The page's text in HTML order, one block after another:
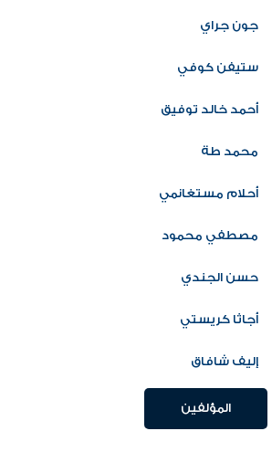
جون جراي
ستيفن كوفي
أحمد خالد توفيق
محمد طة
أحلام مستغانمي
مصطفي محمود
حسن الجندي
أجاثا كريستي
إليف شافاق
المؤلفين